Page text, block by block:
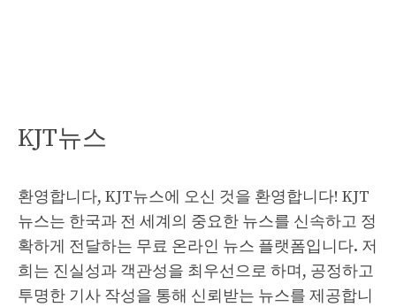
KJT뉴스
환영합니다, KJT뉴스에 오신 것을 환영합니다! KJT
뉴스는 한국과 전 세계의 중요한 뉴스를 신속하고 정
확하게 전달하는 무료 온라인 뉴스 플랫폼입니다. 저
희는 진실성과 객관성을 최우선으로 하며, 공정하고
투명한 기사 작성을 통해 신뢰받는 뉴스를 제공합니